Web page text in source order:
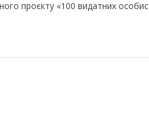
проєкту «100 видатних